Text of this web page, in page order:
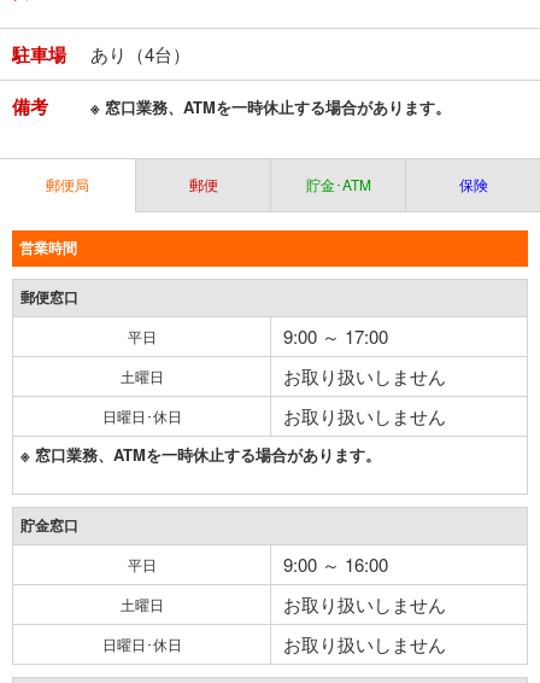
駐車場 あり（4台）
備考 ※ 窓口業務、ATMを一時休止する場合があります。
郵便局 郵便 貯金･ATM 保険
営業時間
郵便窓口
平日 9:00 ～ 17:00
土曜日 お取り扱いしません
日曜日･休日 お取り扱いしません
※ 窓口業務、ATMを一時休止する場合があります。
貯金窓口
平日 9:00 ～ 16:00
土曜日 お取り扱いしません
日曜日･休日 お取り扱いしません